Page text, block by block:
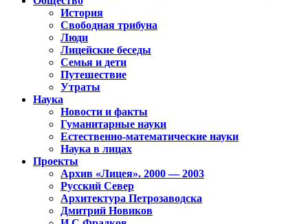
История
Свободная трибуна
Люди
Лицейские беседы
Семья и дети
Путешествие
Утраты
Наука
Новости и факты
Гуманитарные науки
Естественно-математические науки
Наука в лицах
Проекты
Архив «Лицея». 2000 — 2003
Русский Север
Архитектура Петрозаводска
Дмитрий Новиков